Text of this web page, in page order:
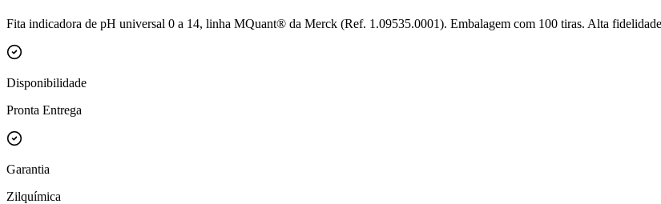
Fita indicadora de pH universal 0 a 14, linha MQuant® da Merck (Ref. 1.09535.0001). Embalagem com 100 tiras. Alta
Disponibilidade
Pronta Entrega
Garantia
Zilquímica